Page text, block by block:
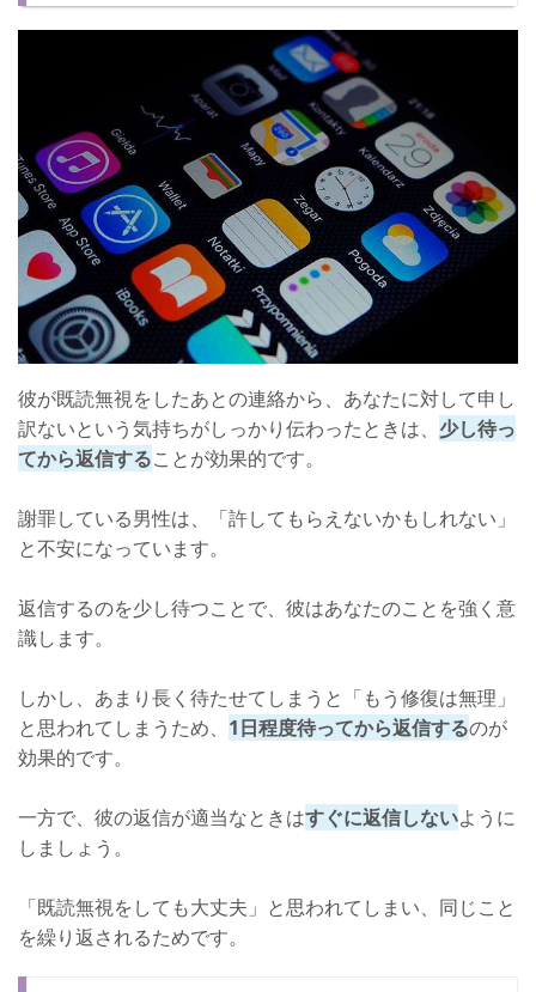
彼が既読無視をしたあとの連絡から、あなたに対して申し
訳ないという気持ちがしっかり伝わったときは、 少し待っ
てから返信することが効果的です。
謝罪している男性は、「許してもらえないかもしれない」
と不安になっています。
返信するのを少し待つことで、彼はあなたのことを強く意
識します。
しかし、あまり長く待たせてしまうと「もう修復は無理」
と思われてしまうため、 1日程度待ってから返信するのが
効果的です。
一方で、彼の返信が適当なときはすぐに返信しないように
しましょう。
「既読無視をしても大丈夫」と思われてしまい、同じこと
を繰り返されるためです。